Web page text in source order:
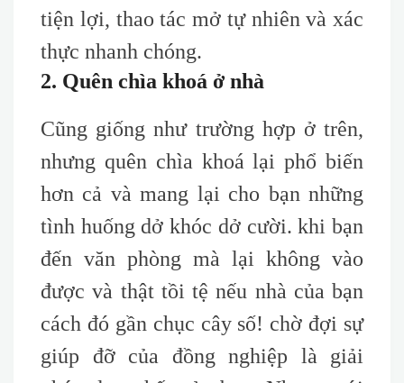
tiện lợi, thao tác mở tự nhiên và xác
thực nhanh chóng.
2. Quên chìa khoá ở nhà
Cũng giống như trường hợp ở trên,
nhưng quên chìa khoá lại phổ biến
hơn cả và mang lại cho bạn những
tình huống dở khóc dở cười. khi bạn
đến văn phòng mà lại không vào
được và thật tồi tệ nếu nhà của bạn
cách đó gần chục cây số! chờ đợi sự
giúp đỡ của đồng nghiệp là giải